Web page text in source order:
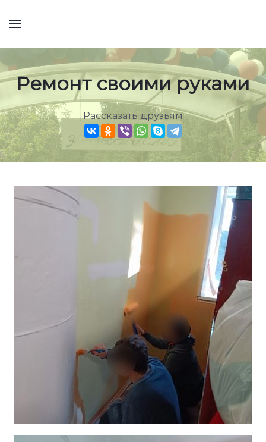
Ремонт своими руками
Рассказать друзьям